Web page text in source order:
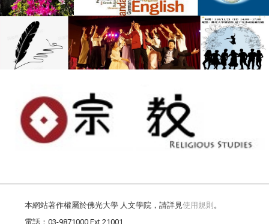
本網站著作權屬於佛光大學 人文學院，請詳見使用規則 。
電話：03-9871000 Ext.21001